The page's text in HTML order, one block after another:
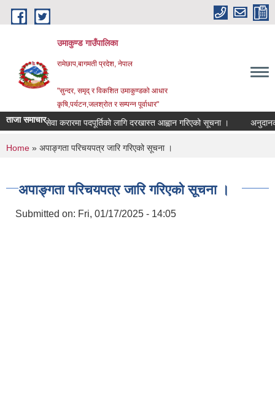
Skip to main content
उमाकुण्ड गाउँपालिका
रामेछाप,बागमती प्रदेश, नेपाल
"सुन्दर, समृद् र विकशित उमाकुण्डको आधार
कृषि,पर्यटन,जलश्रोत र सम्पन्न पूर्वाधार"
ताजा समाचारसेवा करारमा पदपूर्तिको लागि दरखास्त आह्वान गरिएको सूचना । अनुदानको
You are here
Home » अपाङ्गता परिचयपत्र जारि गरिएको सूचना ।
अपाङ्गता परिचयपत्र जारि गरिएको सूचना ।
Submitted on: Fri, 01/17/2025 - 14:05